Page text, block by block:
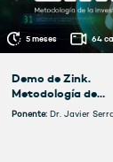
5 meses 64
Demo de Zink.
Metodología de
Investigación
Ponente: Dr. Javier